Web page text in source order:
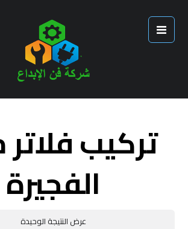
تركيب فلاتر
الفجيرة
عرض النتيجة الوحيدة